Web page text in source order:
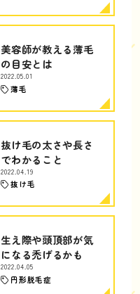
美容師が教える薄毛
の目安とは
2022.05.01
薄毛
抜け毛の太さや長さ
でわかること
2022.04.19
抜け毛
生え際や頭頂部が気
になる禿げるかも
2022.04.05
円形脱毛症